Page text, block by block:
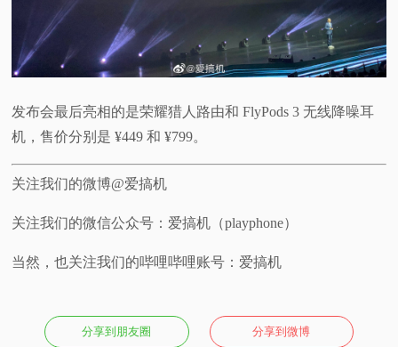
发布会最后亮相的是荣耀猎人路由和 FlyPods 3 无线降噪耳
机，售价分别是 ¥449 和 ¥799。
关注我们的微博@爱搞机
关注我们的微信公众号：爱搞机（playphone）
当然，也关注我们的哔哩哔哩账号：爱搞机
分享到朋友圈 分享到微博